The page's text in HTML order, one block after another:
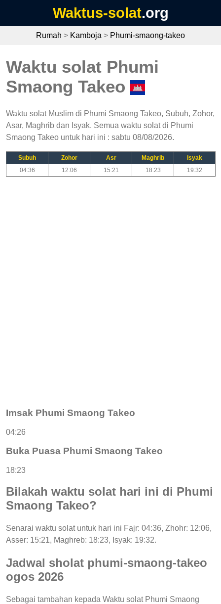
Waktus-solat.org
Rumah > Kamboja > Phumi-smaong-takeo
Waktu solat Phumi
Smaong Takeo
Waktu solat Muslim di Phumi Smaong Takeo, Subuh, Zohor,
Asar, Maghrib dan Isyak. Semua waktu solat di Phumi
Smaong Takeo untuk hari ini : sabtu 08/08/2026.
Subuh Zohor Asr Maghrib
Isyak
04:36
12:06 15:21 18:23 19:32
Imsak Phumi Smaong Takeo
04:26
Buka Puasa Phumi Smaong Takeo
18:23
Bilakah waktu solat hari ini di Phumi
Smaong Takeo?
Senarai waktu solat untuk hari ini Fajr: 04:36, Zhohr: 12:06,
Asser: 15:21, Maghreb: 18:23, Isyak: 19:32.
Jadwal sholat phumi-smaong-takeo
ogos 2026
Sebagai tambahan kepada Waktu solat Phumi Smaong